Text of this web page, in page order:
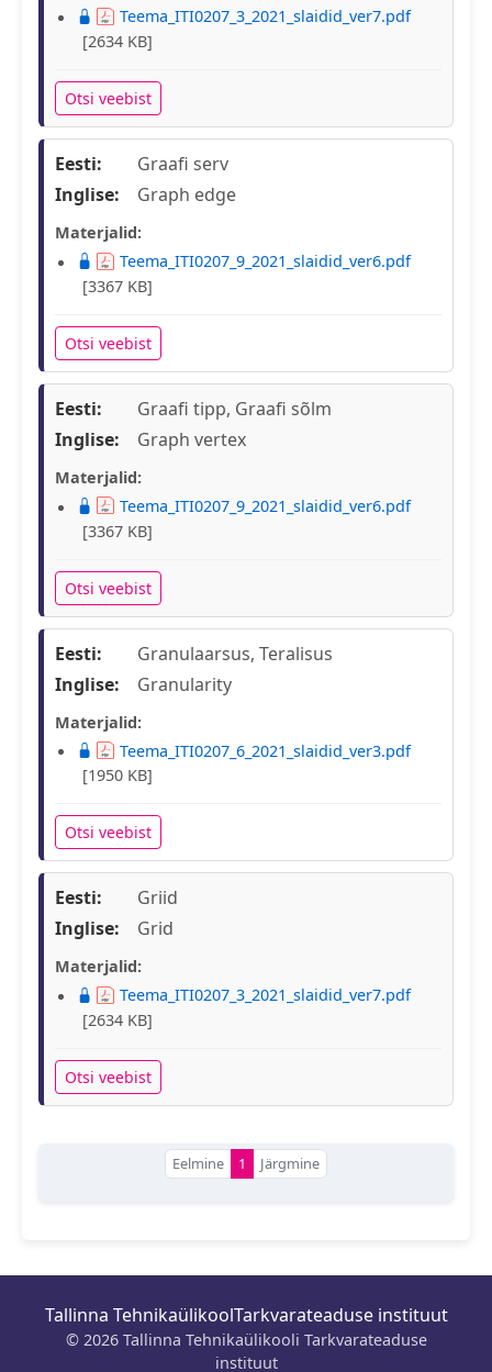
Teema_ITI0207_3_2021_slaidid_ver7.pdf
[2634 KB]
Otsi veebist
Eesti:
Graafi serv
Inglise:
Graph edge
Materjalid:
Teema_ITI0207_9_2021_slaidid_ver6.pdf
[3367 KB]
Otsi veebist
Eesti:
Graafi tipp, Graafi sõlm
Inglise:
Graph vertex
Materjalid:
Teema_ITI0207_9_2021_slaidid_ver6.pdf
[3367 KB]
Otsi veebist
Eesti:
Granulaarsus, Teralisus
Inglise:
Granularity
Materjalid:
Teema_ITI0207_6_2021_slaidid_ver3.pdf
[1950 KB]
Otsi veebist
Eesti:
Griid
Inglise:
Grid
Materjalid:
Teema_ITI0207_3_2021_slaidid_ver7.pdf
[2634 KB]
Otsi veebist
Eelmine 1 Järgmine
Tallinna TehnikaülikoolTarkvarateaduse instituut
© 2026 Tallinna Tehnikaülikooli Tarkvarateaduse
instituut